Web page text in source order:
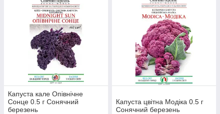
Капуста кале Опівнічне
Сонце 0.5 г Сонячний
березень
Капуста цвітна Модіка 0.5 г
Сонячний березень